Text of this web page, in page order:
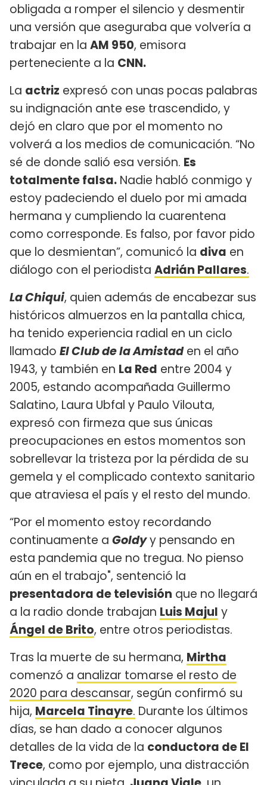
obligada a romper el silencio y desmentir
una versión que aseguraba que volvería a
trabajar en la AM 950, emisora
perteneciente a la CNN.
La actriz expresó con unas pocas palabras
su indignación ante ese trascendido, y
dejó en claro que por el momento no
volverá a los medios de comunicación. “No
sé de donde salió esa versión. Es
totalmente falsa. Nadie habló conmigo y
estoy padeciendo el duelo por mi amada
hermana y cumpliendo la cuarentena
como corresponde. Es falso, por favor pido
que lo desmientan”, comunicó la diva en
diálogo con el periodista Adrián Pallares.
La Chiqui, quien además de encabezar sus
históricos almuerzos en la pantalla chica,
ha tenido experiencia radial en un ciclo
llamado El Club de la Amistaden el año
1943, y también en La Red entre 2004 y
2005, estando acompañada Guillermo
Salatino, Laura Ubfal y Paulo Vilouta,
expresó con firmeza que sus únicas
preocupaciones en estos momentos son
sobrellevar la tristeza por la pérdida de su
gemela y el complicado contexto sanitario
que atraviesa el país y el resto del mundo.
“Por el momento estoy recordando
continuamente a Goldyy pensando en
esta pandemia que no tregua. No pienso
aún en el trabajo", sentenció la
presentadora de televisión que no llegará
a la radio donde trabajan Luis Majul y
Ángel de Brito, entre otros periodistas.
Tras la muerte de su hermana, Mirtha
comenzó a analizar tomarse el resto de
2020 para descansar, según confirmó su
hija, Marcela Tinayre. Durante los últimos
días, se han dado a conocer algunos
detalles de la vida de la conductora de El
Trece, como por ejemplo, una distracción